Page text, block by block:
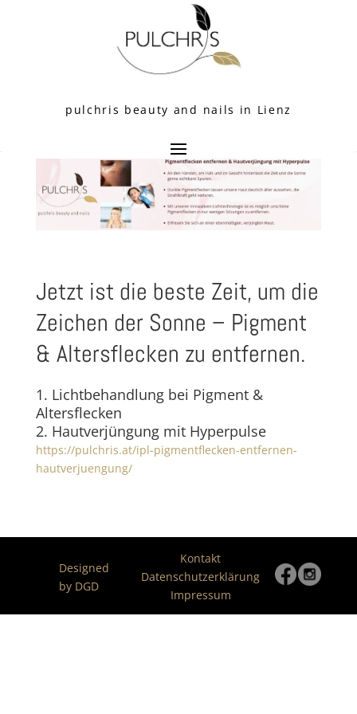
pulchris beauty and nails in Lienz
Jetzt ist die beste Zeit, um die
Zeichen der Sonne – Pigment
& Altersflecken zu entfernen.
1. Lichtbehandlung bei Pigment &
Altersflecken
2. Hautverjüngung mit Hyperpulse
https://pulchris.at/ipl-pigmentflecken-entfernen-
hautverjuengung/
Designed
by DGD
Kontakt
Datenschutzerklärung
Impressum